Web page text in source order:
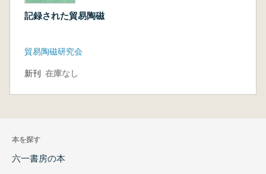
記録された貿易陶磁
貿易陶磁研究会
新刊 在庫なし
本を探す
六一書房の本